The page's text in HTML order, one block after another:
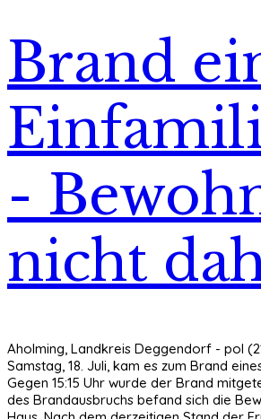
Brand
-
nicht
Aholming, Landkreis Deggendorf - pol
Samstag, 18. Juli, kam es zum Brand
Gegen 15:15 Uhr wurde der Brand
des Brandausbruchs befand sich die